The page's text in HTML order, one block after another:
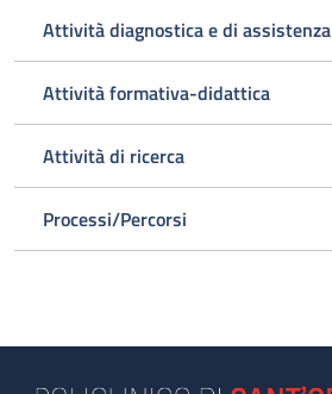
Attività diagnostica e di assistenza
Attività formativa-didattica
Attività di ricerca
Processi/Percorsi